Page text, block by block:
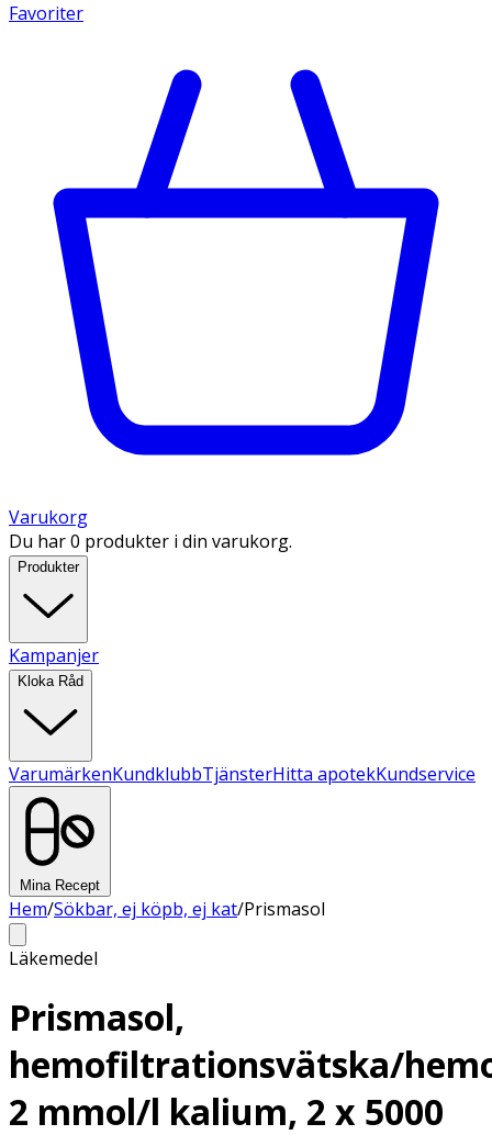
Favoriter
Varukorg
Du har 0 produkter i din varukorg.
Produkter
Kampanjer
Kloka Råd
VarumärkenKundklubbTjänsterHitta apotekKundservice
Mina Recept
Hem/Sökbar, ej köpb, ej kat/Prismasol
Läkemedel
Prismasol,
hemofiltrationsvätska/
2 mmol/l kalium, 2 x 5000